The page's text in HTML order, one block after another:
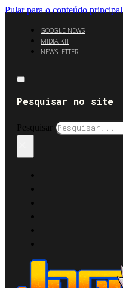
Pular para o conteúdo principal
GOOGLE NEWS
MÍDIA KIT
NEWSLETTER
Pesquisar no site
Pesquisar